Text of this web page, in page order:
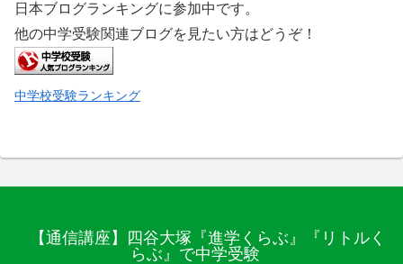
日本ブログランキングに参加中です。
他の中学受験関連ブログを見たい方はどうぞ！
中学校受験ランキング
【通信講座】四谷大塚『進学くらぶ』『リトルく
らぶ』で中学受験